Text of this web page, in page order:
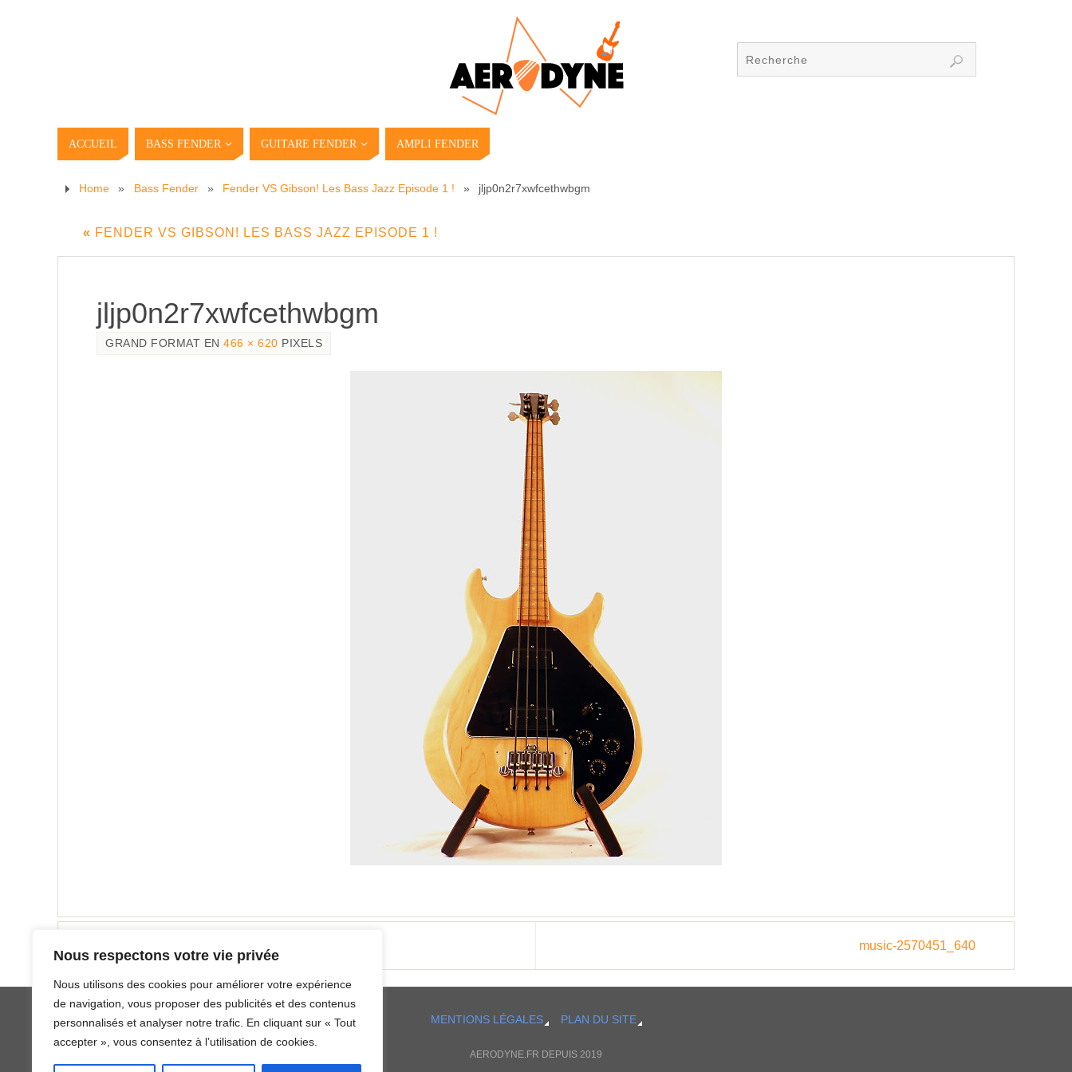
Nous respectons votre vie privée
Nous utilisons des cookies pour améliorer votre expérience
de navigation, vous proposer des publicités et des contenus
personnalisés et analyser notre trafic. En cliquant sur « Tout
accepter », vous consentez à l’utilisation de cookies.
ACCUEIL BASS FENDER GUITARE FENDER AMPLI FENDER
Home » Bass Fender » Fender VS Gibson! Les Bass Jazz Episode 1 ! » jljp0n2r7xwfcethwbgm
« FENDER VS GIBSON! LES BASS JAZZ EPISODE 1 !
jljp0n2r7xwfcethwbgm
GRAND FORMAT EN 466 × 620 PIXELS
music-2570451_640
MENTIONS LÉGALES PLAN DU SITE
AERODYNE.FR DEPUIS 2019